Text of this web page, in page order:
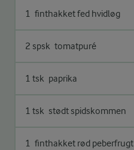
1 finthakket fed hvidløg
2 spsk tomatpuré
1 tsk paprika
1 tsk stødt spidskommen
1 finthakket rød peberfrugt